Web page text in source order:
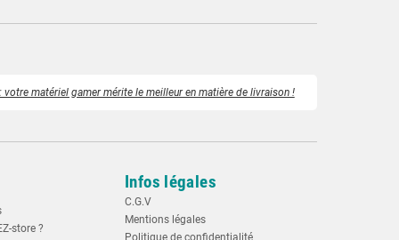
votre matériel gamer mérite le meilleur en matière de livraison !
store ?
Infos légales
C.G.V
Mentions légales
Politique de confidentialité